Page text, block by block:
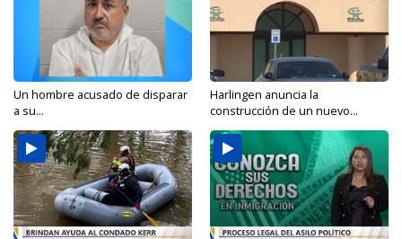
Un hombre acusado de disparar
a su...
Harlingen anuncia la
construcción de un nuevo...